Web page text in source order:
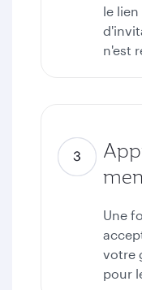
le
n'est
Une
votre
pour